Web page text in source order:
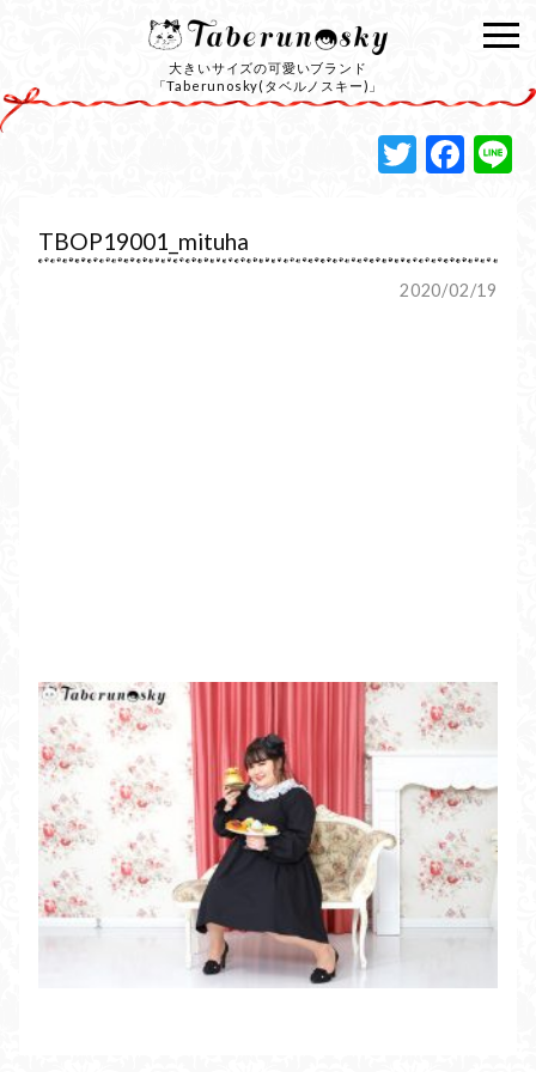
大きいサイズの可愛いブランド
「Taberunosky(タベルノスキー)」
TBOP19001_mituha
2020/02/19